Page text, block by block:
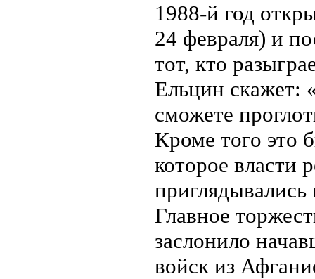
1988-й год
24 февраля) и
тот, кто
Ельцин скажет:
сможете
Кроме того это
которое власти
Главное
заслонило
войск из